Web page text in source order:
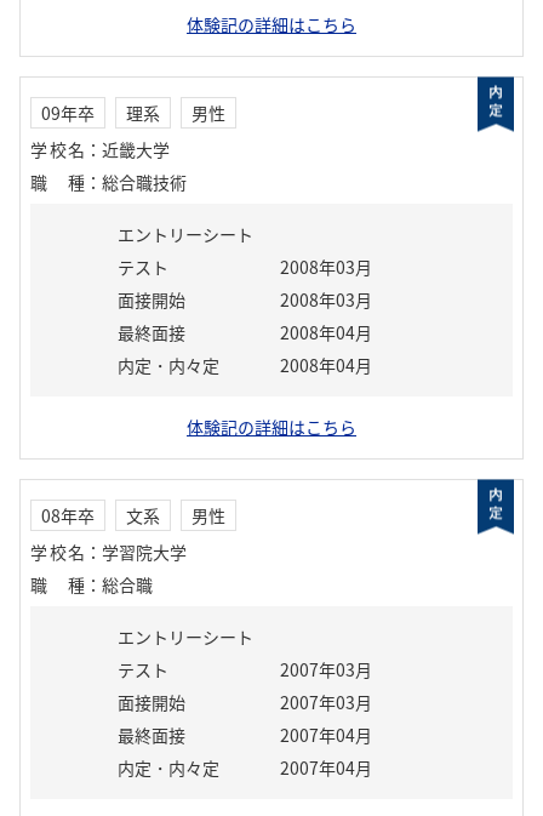
体験記の詳細はこちら
09年卒 理系
男性
学校名 ： 近畿大学
職種 ： 総合職技術
エントリーシート
テスト
2008年03月
面接開始
2008年03月
最終面接
2008年04月
内定・内々定
2008年04月
体験記の詳細はこちら
08年卒 文系
男性
学校名 ： 学習院大学
職種 ： 総合職
エントリーシート
テスト
2007年03月
面接開始
2007年03月
最終面接
2007年04月
内定・内々定
2007年04月